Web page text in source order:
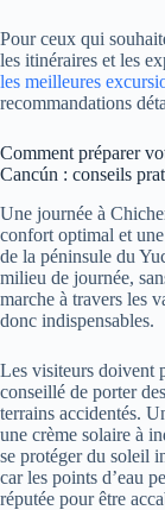
Pour ceux qui
les itinéraires et les
les meilleures
recommandations
Comment préparer
Cancún : conseils
Une journée à
confort optimal et
de la péninsule du
milieu de journée,
marche à travers les
donc indispensables.
Les visiteurs doivent
conseillé de porter
terrains accidentés.
une crème solaire à
se protéger du soleil
car les points d’eau
réputée pour être